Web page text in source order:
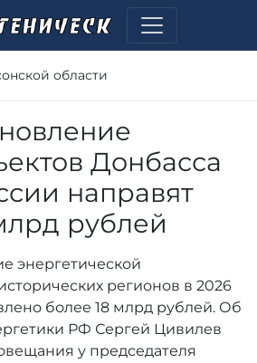
области
Донбасса
направят
рублей
энергетической
регионов в 2026
более 18 млрд рублей. Об
РФ Сергей Цивилев
у председателя